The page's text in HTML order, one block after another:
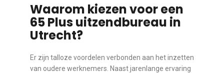
Waarom kiezen voor een
65 Plus uitzendbureau in
Utrecht?
Er zijn talloze voordelen verbonden aan het inzetten
van oudere werknemers. Naast jarenlange ervaring